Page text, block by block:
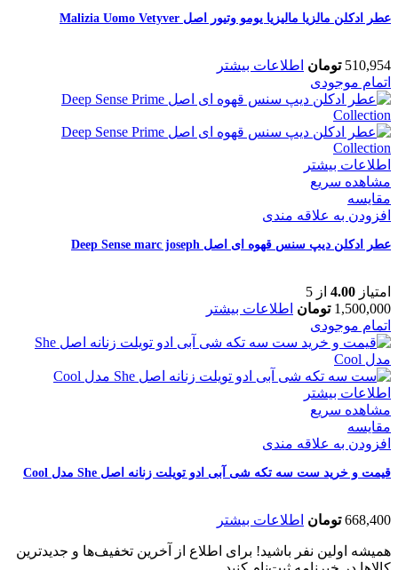
عطر ادکلن مالزیا مالیزیا یومو وتیور اصل Malizia Uomo Vetyver
510,954 تومان اطلاعات بیشتر
اتمام موجودی
اطلاعات بیشتر
مشاهده سریع
مقایسه
افزودن به علاقه مندی
عطر ادکلن دیپ سنس قهوه ای اصل Deep Sense marc joseph
امتیاز 4.00 از 5
1,500,000 تومان اطلاعات بیشتر
اتمام موجودی
اطلاعات بیشتر
مشاهده سریع
مقایسه
افزودن به علاقه مندی
قیمت و خرید ست سه تکه شی آبی ادو تویلت زنانه اصل She مدل Cool
668,400 تومان اطلاعات بیشتر
همیشه اولین نفر باشید! برای اطلاع از آخرین تخفیف‌ها و جدیدترین